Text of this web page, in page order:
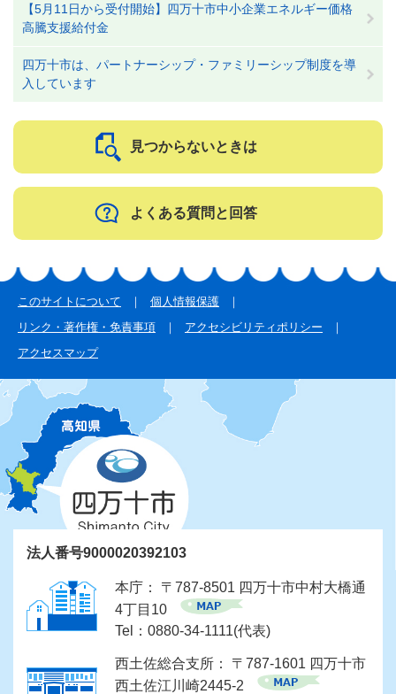
【5月11日から受付開始】四万十市中小企業エネルギー価格
高騰支援給付金
四万十市は、パートナーシップ・ファミリーシップ制度を導
入しています
見つからないときは
よくある質問と回答
このサイトについて
個人情報保護
リンク・著作権・免責事項
アクセシビリティポリシー
アクセスマップ
法人番号9000020392103
本庁： 〒787-8501 四万十市中村大橋通
4丁目10
Tel：0880-34-1111(代表)
西土佐総合支所： 〒787-1601 四万十市
西土佐江川崎2445-2